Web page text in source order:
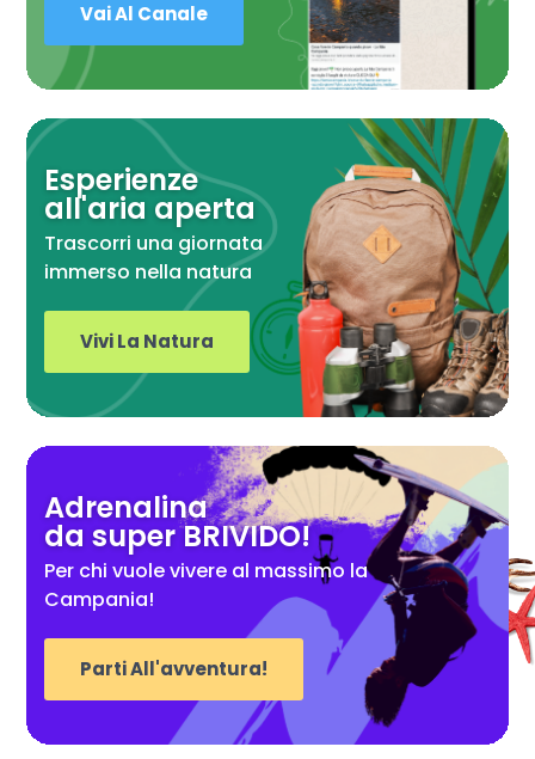
Vai Al Canale
Esperienze
all'aria aperta
Trascorri una giornata
immerso nella natura
Vivi La Natura
Adrenalina
da super BRIVIDO!
Per chi vuole vivere al massimo la
Campania!
Parti All'avventura!